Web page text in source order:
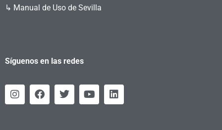
↳ Manual de Uso de Sevilla
Síguenos en las redes